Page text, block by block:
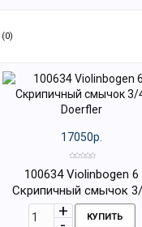
17050р.
100634 Violinbogen 6
Скрипичный смычок
Doerfler
КУПИТЬ